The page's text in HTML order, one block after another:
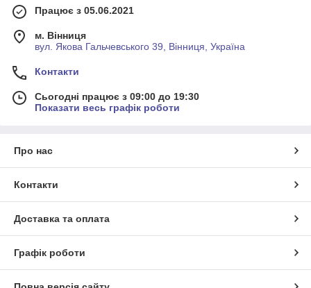
Працює з 05.06.2021
м. Вінниця
вул. Якова Гальчевського 39, Вінниця, Україна
Контакти
Сьогодні працює з 09:00 до 19:30
Показати весь графік роботи
Про нас
Контакти
Доставка та оплата
Графік роботи